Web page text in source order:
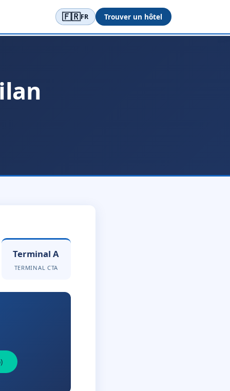
🇫🇷FR Trouver un hôtel
Terminal A
TERMINAL CTA